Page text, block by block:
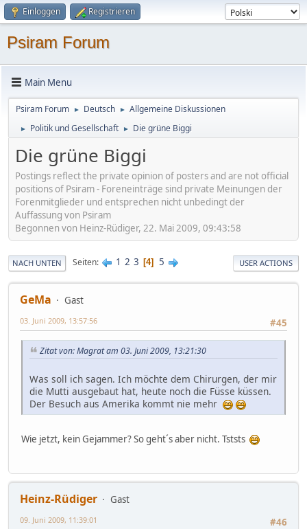
Einloggen Registrieren
Psiram Forum
Main Menu
Psiram Forum ► Deutsch ► Allgemeine Diskussionen
► Politik und Gesellschaft ► Die grüne Biggi
Die grüne Biggi
Postings reflect the private opinion of posters and are not official
positions of Psiram - Foreneinträge sind private Meinungen der
Forenmitglieder und entsprechen nicht unbedingt der
Auffassung von Psiram
Begonnen von Heinz-Rüdiger, 22. Mai 2009, 09:43:58
NACH UNTEN Seiten 1 2 3 4 5 USER ACTIONS
GeMa
Gast
#45
03. Juni 2009, 13:57:56
Zitat von: Magrat am 03. Juni 2009, 13:21:30
Was soll ich sagen. Ich möchte dem Chirurgen, der mir
die Mutti ausgebaut hat, heute noch die Füsse küssen.
Der Besuch aus Amerika kommt nie mehr
Wie jetzt, kein Gejammer? So geht´s aber nicht. Tststs
Heinz-Rüdiger
Gast
#46
09. Juni 2009, 11:39:01